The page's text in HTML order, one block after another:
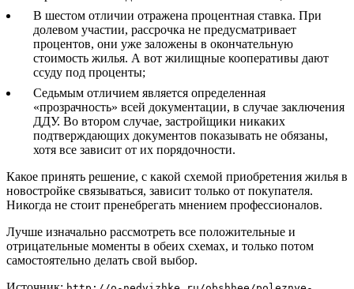
В шестом отличии отражена процентная ставка. При
долевом участии, рассрочка не предусматривает
процентов, они уже заложены в окончательную
стоимость жилья. А вот жилищные кооперативы дают
ссуду под проценты;
Седьмым отличием является определенная
«прозрачность» всей документации, в случае заключения
ДДУ. Во втором случае, застройщики никаких
подтверждающих документов показывать не обязаны,
хотя все зависит от их порядочности.
Какое принять решение, с какой схемой приобретения жилья в
новостройке связываться, зависит только от покупателя.
Никогда не стоит пренебрегать мнением профессионалов.
Лучше изначально рассмотреть все положительные и
отрицательные моменты в обеих схемах, и только потом
самостоятельно делать свой выбор.